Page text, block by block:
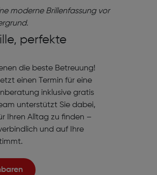
perfekte
die beste Betreuung!
einen Termin für eine
inklusive gratis
unterstützt Sie dabei,
Ihren Alltag zu finden –
und auf Ihre